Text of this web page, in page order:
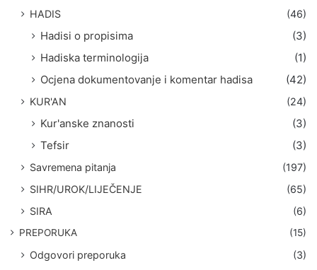
HADIS (46)
Hadisi o propisima
(3)
Hadiska terminologija
(1)
Ocjena dokumentovanje i komentar hadisa
(42)
KUR'AN (24)
Kur'anske znanosti
(3)
Tefsir
(3)
Savremena pitanja
(197)
SIHR/UROK/LIJEČENJE
(65)
SIRA
(6)
PREPORUKA (15)
Odgovori preporuka
(3)